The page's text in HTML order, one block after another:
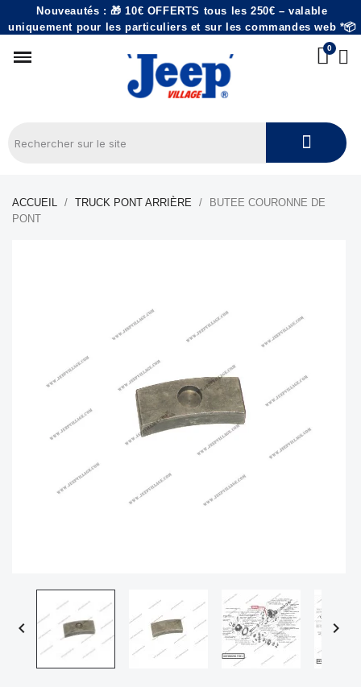
Nouveautés : 🎁 10€ OFFERTS tous les 250€ – valable
uniquement pour les particuliers et sur les commandes web *📦
ACCUEIL TRUCK PONT ARRIÈRE
BUTEE COURONNE DE
PONT
 